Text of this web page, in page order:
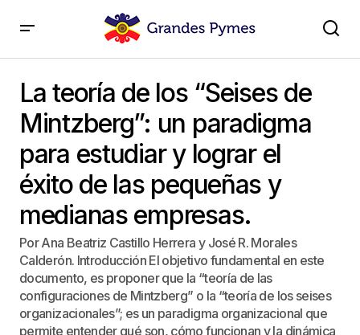
para estudiar y lograr el éxito de las pequeñas y
medianas empresas.
La teoría de los “Seises de
Mintzberg”: un paradigma
para estudiar y lograr el
éxito de las pequeñas y
medianas empresas.
Por Ana Beatriz Castillo Herrera y José R. Morales
Calderón. Introducción El objetivo fundamental en este
documento, es proponer que la “teoría de las
configuraciones de Mintzberg” o la “teoría de los seises
organizacionales”; es un paradigma organizacional que
permite entender qué son, cómo funcionan y la dinámica